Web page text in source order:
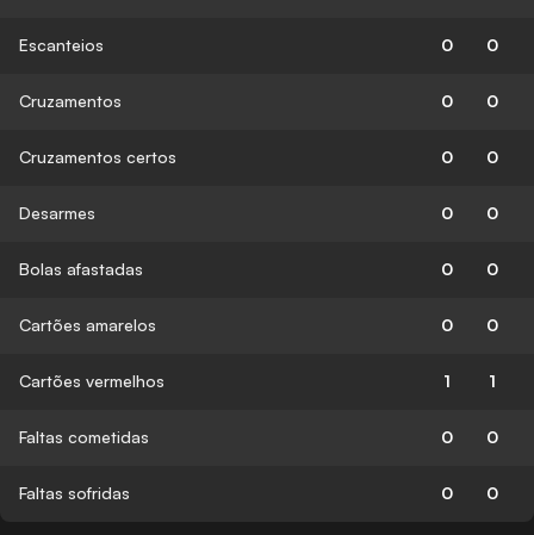
Escanteios 0 0
Cruzamentos 0 0
Cruzamentos certos 0 0
Desarmes 0 0
Bolas afastadas 0 0
Cartões amarelos 0 0
Cartões vermelhos 1 1
Faltas cometidas 0 0
Faltas sofridas 0 0